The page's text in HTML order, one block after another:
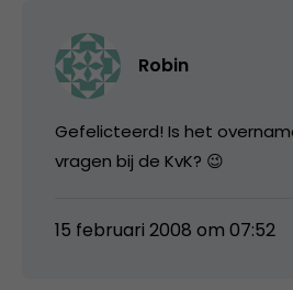
Robin
Gefelicteerd! Is het
vragen bij de KvK? 😉
15 februari 2008 om 07:52